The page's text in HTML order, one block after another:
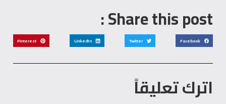
Share this post :
Facebook
Twitter
LinkedIn
Pinterest
اترك تعليقاً